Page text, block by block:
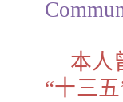
本人
“十三